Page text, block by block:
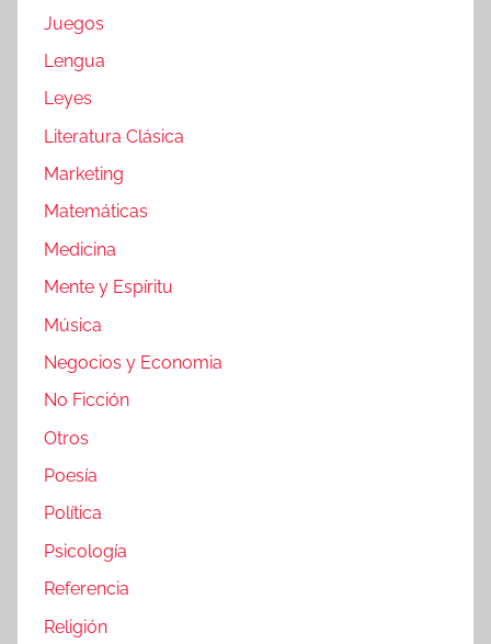
Juegos
Lengua
Leyes
Literatura Clásica
Marketing
Matemáticas
Medicina
Mente y Espíritu
Música
Negocios y Economia
No Ficción
Otros
Poesía
Política
Psicología
Referencia
Religión